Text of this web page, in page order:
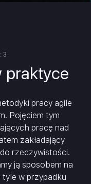
3
praktyce
pracy agile
Pojęciem tym
pracę nad
zakładający
rzeczywistości.
ją sposobem na
w przypadku